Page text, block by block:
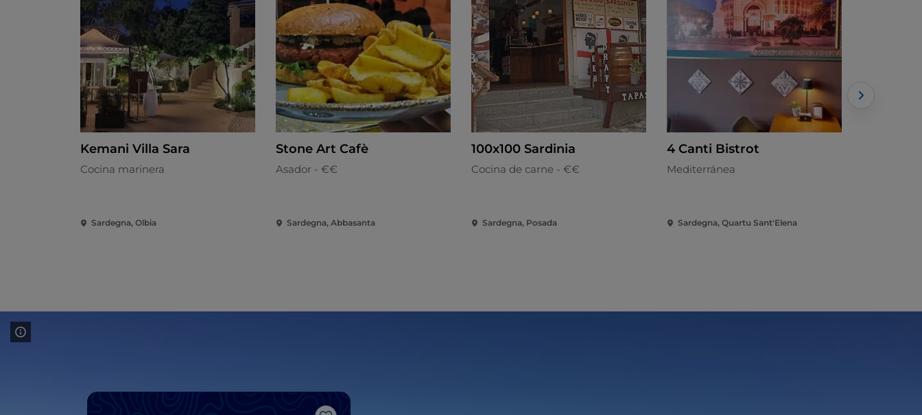
Kemani Villa Sara
Cocina marinera
Sardegna, Olbia
Stone Art Cafè
Asador - €€
Sardegna, Abbasanta
100x100 Sardinia
Cocina de carne - €€
Sardegna, Posada
4 Canti Bistrot
Mediterránea
Sardegna, Quartu Sant'Elena